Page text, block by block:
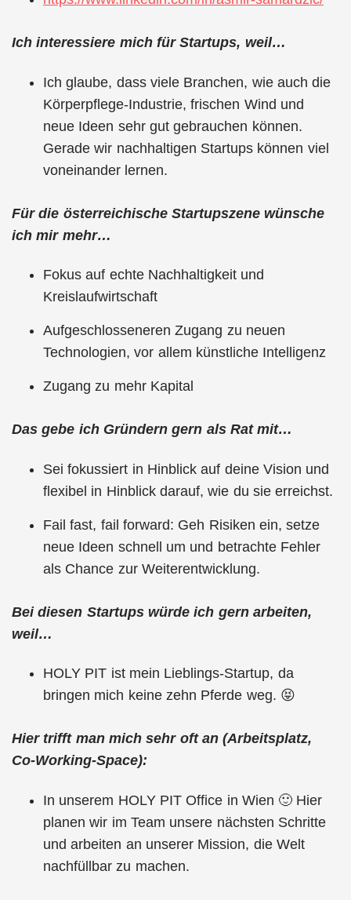
Ich interessiere mich für Startups, weil…
Ich glaube, dass viele Branchen, wie auch die
Körperpflege-Industrie, frischen Wind und
neue Ideen sehr gut gebrauchen können.
Gerade wir nachhaltigen Startups können viel
voneinander lernen.
Für die österreichische Startupszene wünsche
ich mir mehr…
Fokus auf echte Nachhaltigkeit und
Kreislaufwirtschaft
Aufgeschlosseneren Zugang zu neuen
Technologien, vor allem künstliche Intelligenz
Zugang zu mehr Kapital
Das gebe ich Gründern gern als Rat mit…
Sei fokussiert in Hinblick auf deine Vision und
flexibel in Hinblick darauf, wie du sie erreichst.
Fail fast, fail forward: Geh Risiken ein, setze
neue Ideen schnell um und betrachte Fehler
als Chance zur Weiterentwicklung.
Bei diesen Startups würde ich gern arbeiten,
weil…
HOLY PIT ist mein Lieblings-Startup, da
bringen mich keine zehn Pferde weg. 😝
Hier trifft man mich sehr oft an (Arbeitsplatz,
Co-Working-Space):
In unserem HOLY PIT Office in Wien 🙂 Hier
planen wir im Team unsere nächsten Schritte
und arbeiten an unserer Mission, die Welt
nachfüllbar zu machen.